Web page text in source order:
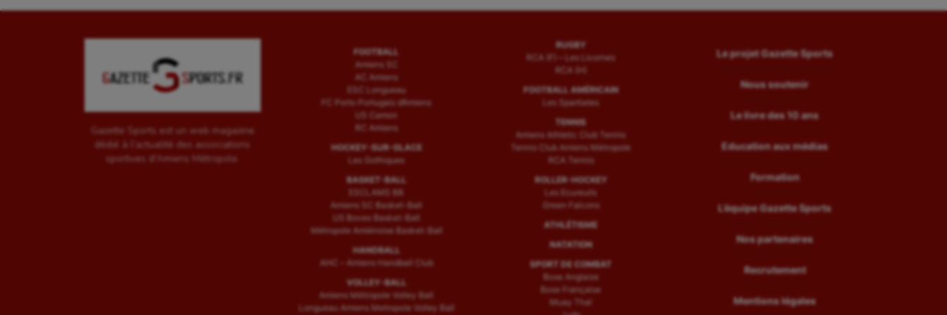
Gazette Sports est un web magazine
dédié à l'actualité des associations
sportives d'Amiens Métropole.
FOOTBALL
Amiens SC
AC Amiens
ESC Longueau
FC Porto Portugais d’Amiens
US Camon
RC Amiens
HOCKEY-SUR-GLACE
Les Gothiques
BASKET-BALL
ESCLAMS BB
Amiens SC Basket-Ball
US Boves Basket-Ball
Métropole Amiénoise Basket-Ball
HANDBALL
AHC – Amiens Handball Club
VOLLEY-BALL
Amiens Métropole Volley Ball
Longueau Amiens Metropole Volley Ball
RUGBY
RCA (F) – Les Licornes
RCA (H)
FOOTBALL AMÉRICAIN
Les Spartiates
TENNIS
Amiens Athletic Club Tennis
Tennis Club Amiens Métropole
RCA Tennis
ROLLER-HOCKEY
Les Ecureuils
Green Falcons
ATHLÉTISME
NATATION
SPORT DE COMBAT
Boxe Anglaise
Boxe Française
Muay Thaï
Le projet Gazette Sports
Nous soutenir
Le livre des 10 ans
Education aux médias
Formation
L’équipe Gazette Sports
Nos partenaires
Recrutement
Mentions légales